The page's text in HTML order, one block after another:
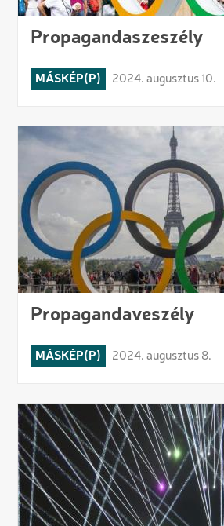
Propagandaszeszély
MÁSKÉP(P) 2024. augusztus 10.
Propagandaveszély
MÁSKÉP(P) 2024. augusztus 8.